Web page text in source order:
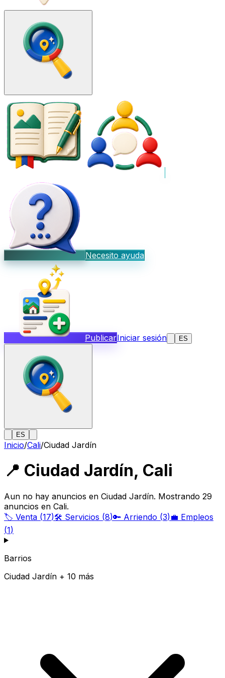
Necesito ayuda
PublicarIniciar sesión ES
ES
Inicio/Cali/Ciudad Jardín
📍 Ciudad Jardín, Cali
Aun no hay anuncios en Ciudad Jardín. Mostrando 29
anuncios en Cali.
🏷️ Venta (17)🛠️ Servicios (8)🔑 Arriendo (3)💼 Empleos
(1)
Barrios
Ciudad Jardín + 10 más